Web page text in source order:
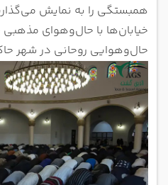
همبستگی را به نمایش
خیابان‌ها با حال‌و‌هوای
حال‌و‌هوایی روحانی در شهر